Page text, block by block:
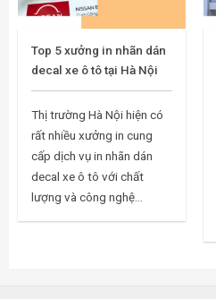
Top 5 xưởng in nhãn dán
decal xe ô tô tại Hà Nội
Thị trường Hà Nội hiện có
rất nhiều xưởng in cung
cấp dịch vụ in nhãn dán
decal xe ô tô với chất
lượng và công nghệ...